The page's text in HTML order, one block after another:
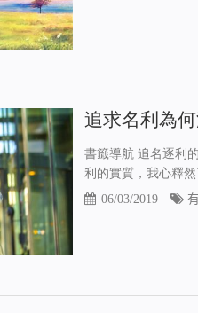
追求名利為
書籤導航 追名逐利
利的實質，我心釋
06/03/2019